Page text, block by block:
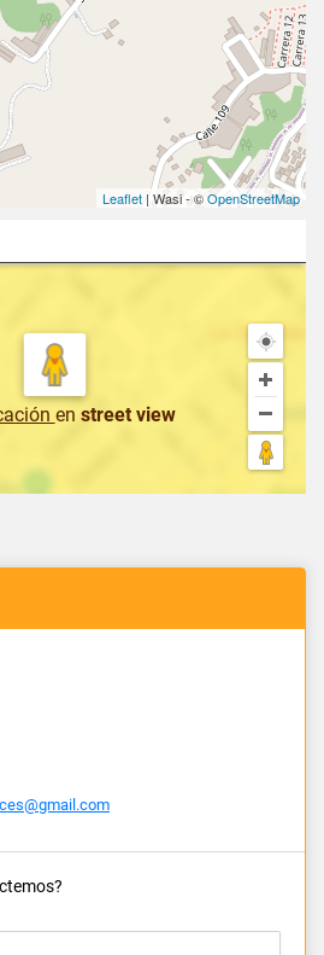
Leaflet | Wasi - ©OpenStreetMap
en street view